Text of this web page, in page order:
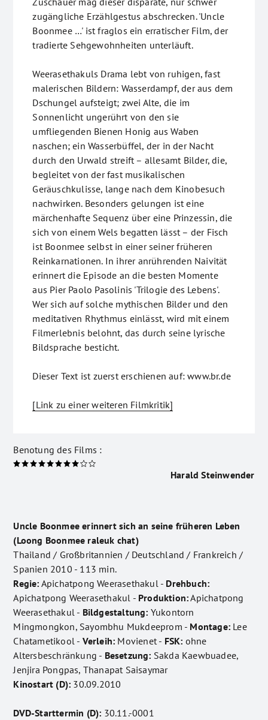
zugängliche Erzählgestus abschrecken. 'Uncle
Boonmee …' ist fraglos ein erratischer Film, der
tradierte Sehgewohnheiten unterläuft.
Weerasethakuls Drama lebt von ruhigen, fast
malerischen Bildern: Wasserdampf, der aus dem
Dschungel aufsteigt; zwei Alte, die im
Sonnenlicht ungerührt von den sie
umfliegenden Bienen Honig aus Waben
naschen; ein Wasserbüffel, der in der Nacht
durch den Urwald streift – allesamt Bilder, die,
begleitet von der fast musikalischen
Geräuschkulisse, lange nach dem Kinobesuch
nachwirken. Besonders gelungen ist eine
märchenhafte Sequenz über eine Prinzessin, die
sich von einem Wels begatten lässt – der Fisch
ist Boonmee selbst in einer seiner früheren
Reinkarnationen. In ihrer anrührenden Naivität
erinnert die Episode an die besten Momente
aus Pier Paolo Pasolinis 'Trilogie des Lebens'.
Wer sich auf solche mythischen Bilder und den
meditativen Rhythmus einlässt, wird mit einem
Filmerlebnis belohnt, das durch seine lyrische
Bildsprache besticht.
Dieser Text ist zuerst erschienen auf: www.br.de
[Link zu einer weiteren Filmkritik]
Benotung des Films :
Harald Steinwender
Uncle Boonmee erinnert sich an seine früheren Leben
(Loong Boonmee raleuk chat)
Thailand / Großbritannien / Deutschland / Frankreich /
Spanien 2010 - 113 min.
Regie: Apichatpong Weerasethakul - Drehbuch:
Apichatpong Weerasethakul - Produktion:Apichatpong
Weerasethakul - Bildgestaltung: Yukontorn
Mingmongkon, Sayombhu Mukdeeprom - Montage: Lee
Chatametikool - Verleih: Movienet - FSK: ohne
Altersbeschränkung - Besetzung: Sakda Kaewbuadee,
Jenjira Pongpas, Thanapat Saisaymar
Kinostart (D): 30.09.2010
DVD-Starttermin (D): 30.11.-0001